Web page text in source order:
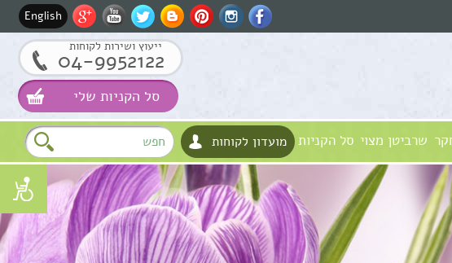
English
ייעוץ ושירות לקוחות
04-9952122
סל הקניות שלי
שרביטן מצוי סל הקניות מועדון לקוחות
דוא"ל
טלפון